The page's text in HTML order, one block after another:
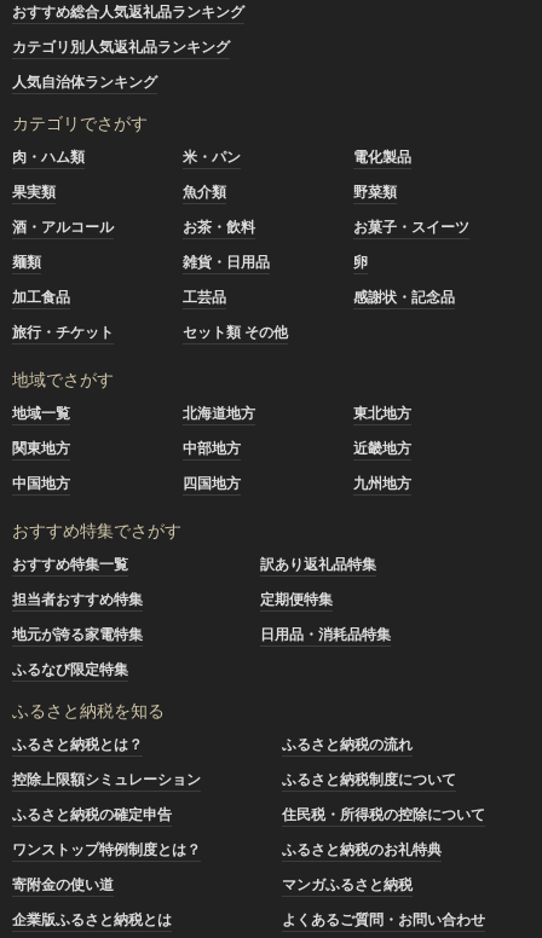
おすすめ総合人気返礼品ランキング
カテゴリ別人気返礼品ランキング
人気自治体ランキング
カテゴリでさがす
肉・ハム類 米・パン
電化製品
果実類
魚介類
野菜類
酒・アルコール
お茶・飲料
お菓子・スイーツ
麺類
雑貨・日用品
卵
加工食品
工芸品
感謝状・記念品
旅行・チケット
セット類 その他
地域でさがす
地域一覧 北海道地方
東北地方
関東地方
中部地方
近畿地方
中国地方
四国地方 九州地方
おすすめ特集でさがす
おすすめ特集一覧
訳あり返礼品特集
担当者おすすめ特集
定期便特集
地元が誇る家電特集
日用品・消耗品特集
ふるなび限定特集
ふるさと納税を知る
ふるさと納税とは？
ふるさと納税の流れ
控除上限額シミュレーション
ふるさと納税制度について
ふるさと納税の確定申告
住民税・所得税の控除について
ワンストップ特例制度とは？
ふるさと納税のお礼特典
寄附金の使い道
マンガふるさと納税
企業版ふるさと納税とは
よくあるご質問・お問い合わせ